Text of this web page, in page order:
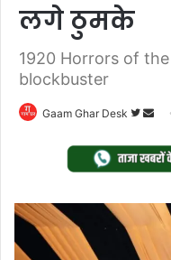
लगे ठुमके
1920 Horrors of
blockbuster
Gaam Ghar Desk